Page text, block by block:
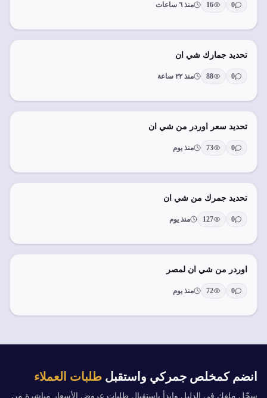
0
16 منذ ٦ ساعات
تحديد جمارك شي ان
0
88 منذ ٢٢ ساعة
تحديد سعر اوردر من شي ان
0
73 منذ يوم
تحديد جمرك من شي ان
0
127 منذ يوم
اوردر من شي ان لمصر
0
72 منذ يوم
انضم كمخلص جمركي واستقبل طلبات العملاء
سجّل ملفك في الدليل وابدأ باستقبال طلبات عروض الأسعار مباشرة من